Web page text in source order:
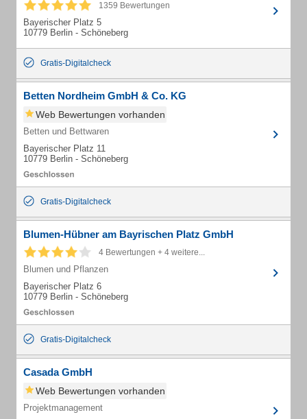
1359 Bewertungen
Bayerischer Platz 5
10779 Berlin - Schöneberg
Gratis-Digitalcheck
Betten Nordheim GmbH & Co. KG
Web Bewertungen vorhanden
Betten und Bettwaren
Bayerischer Platz 11
10779 Berlin - Schöneberg
Gratis-Digitalcheck
Blumen-Hübner am Bayrischen Platz GmbH
4 Bewertungen + 4 weitere...
Blumen und Pflanzen
Bayerischer Platz 6
10779 Berlin - Schöneberg
Gratis-Digitalcheck
Casada GmbH
Web Bewertungen vorhanden
Projektmanagement